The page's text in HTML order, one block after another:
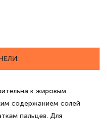
к жировым
содержанием солей
пальцев. Для